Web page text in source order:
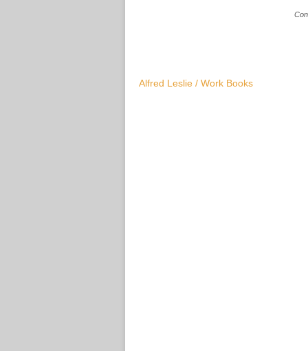
Alfred Leslie / Work Books